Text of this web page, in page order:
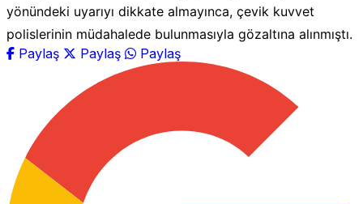
yönündeki uyarıyı dikkate almayınca, çevik kuvvet
polislerinin müdahalede bulunmasıyla gözaltına alınmıştı.
Paylaş
Paylaş Paylaş